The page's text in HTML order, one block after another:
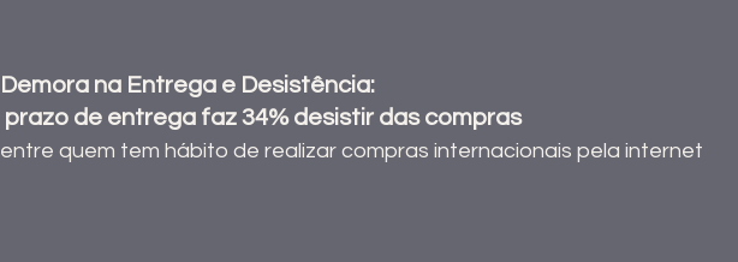
Demora na Entrega e Desistência:
prazo de entrega faz 34% desistir das compras
entre quem tem hábito de realizar compras internacionais pela internet